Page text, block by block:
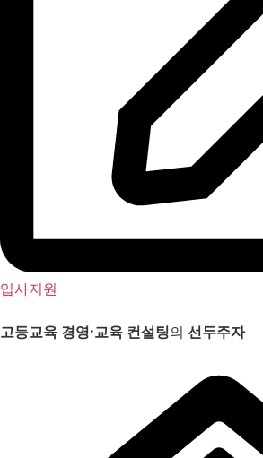
입사지원
고등교육 경영·교육 컨설팅의 선두주자